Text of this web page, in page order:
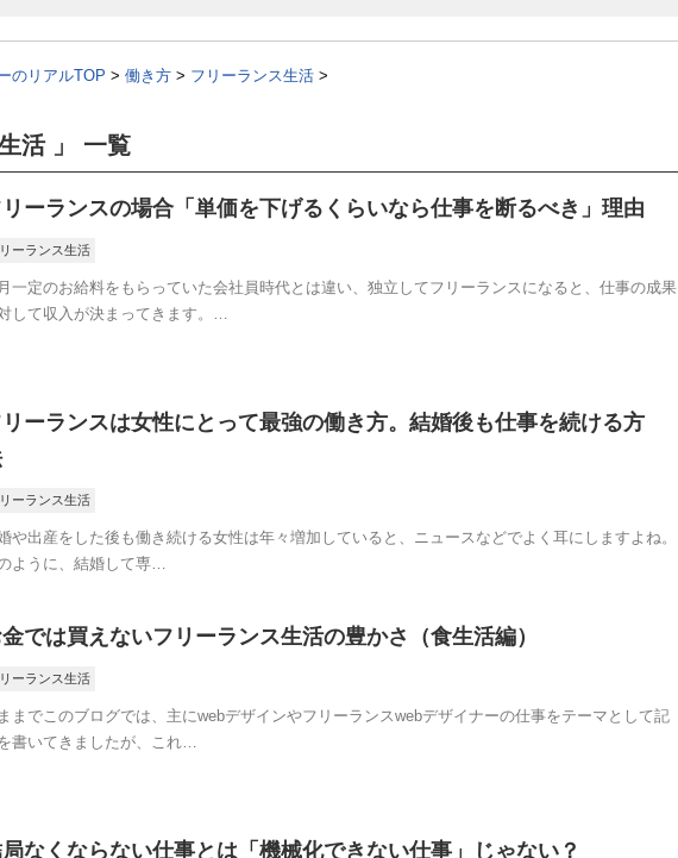
のリアルTOP > 働き方 > フリーランス生活 >
活 」 一覧
リーランスの場合「単価を下げるくらいなら仕事を断るべき」理由
ーランス生活
一定のお給料をもらっていた会社員時代とは違い、独立してフリーランスになると、仕事の成果
して収入が決まってきます。…
リーランスは女性にとって最強の働き方。結婚後も仕事を続ける方
ーランス生活
や出産をした後も働き続ける女性は年々増加していると、ニュースなどでよく耳にしますよね。
ように、結婚して専…
では買えないフリーランス生活の豊かさ（食生活編）
ーランス生活
までこのブログでは、主にwebデザインやフリーランスwebデザイナーの仕事をテーマとして記
書いてきましたが、これ…
なくならない仕事とは「機械化できない仕事」じゃない？